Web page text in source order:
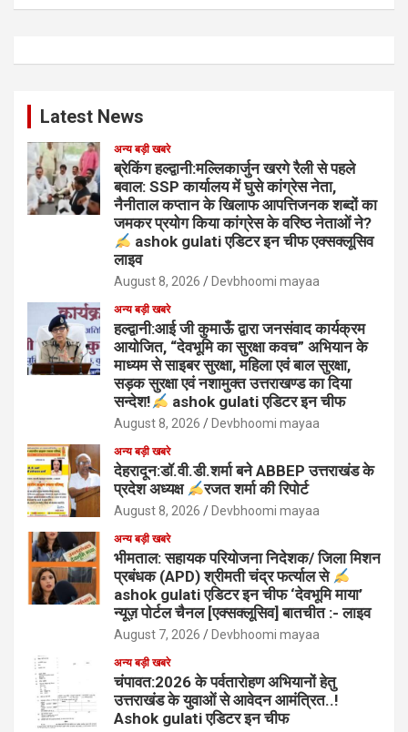
Latest News
अन्य बड़ी खबरे
ब्रेकिंग हल्द्वानी:मल्लिकार्जुन खरगे रैली से पहले
बवाल: SSP कार्यालय में घुसे कांग्रेस नेता,
नैनीताल कप्तान के खिलाफ आपत्तिजनक शब्दों का
जमकर प्रयोग किया कांग्रेस के वरिष्ठ नेताओं ने?
ashok gulati एडिटर इन चीफ एक्सक्लूसिव
लाइव
August 8, 2026 Devbhoomi mayaa
अन्य बड़ी खबरे
हल्द्वानी:आई जी कुमाऊँ द्वारा जनसंवाद कार्यक्रम
आयोजित, “देवभूमि का सुरक्षा कवच” अभियान के
माध्यम से साइबर सुरक्षा, महिला एवं बाल सुरक्षा,
सड़क सुरक्षा एवं नशामुक्त उत्तराखण्ड का दिया
सन्देश!
ashok gulati एडिटर इन चीफ
August 8, 2026 Devbhoomi mayaa
अन्य बड़ी खबरे
देहरादून:डॉ.वी.डी.शर्मा बने ABBEP उत्तराखंड के
प्रदेश अध्यक्ष
रजत शर्मा की रिपोर्ट
August 8, 2026 Devbhoomi mayaa
अन्य बड़ी खबरे
भीमताल: सहायक परियोजना निदेशक/ जिला मिशन
प्रबंधक (APD) श्रीमती चंद्र फर्त्याल से
ashok gulati एडिटर इन चीफ ‘देवभूमि माया’
न्यूज़ पोर्टल चैनल [एक्सक्लूसिव] बातचीत :- लाइव
August 7, 2026 Devbhoomi mayaa
अन्य बड़ी खबरे
चंपावत:2026 के पर्वतारोहण अभियानों हेतु
उत्तराखंड के युवाओं से आवेदन आमंत्रित..!
Ashok gulati एडिटर इन चीफ